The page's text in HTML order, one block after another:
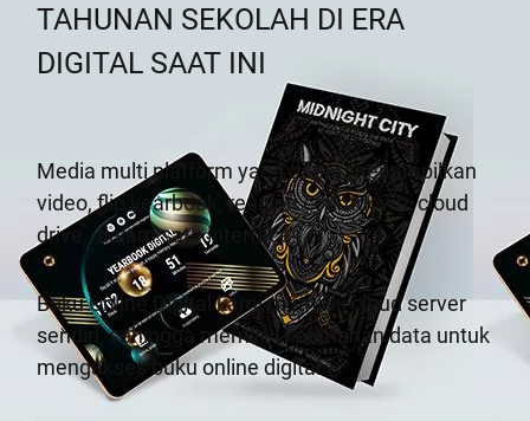
TAHUNAN SEKOLAH DI ERA
DIGITAL SAAT INI
Media multi platform yang dapat menampilkan
video, flip yearbook, reunion countdown, cloud
drive,
dalam satu interface.
Buku Online Digital kami memiliki cloud server
sendiri, sehingga memiliki keamanan data untuk
mengakses buku online digital.